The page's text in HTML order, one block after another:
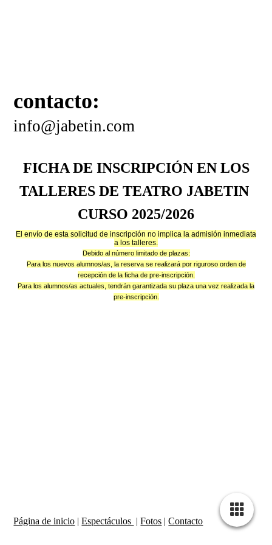
contacto:
info@jabetin.com
FICHA DE INSCRIPCIÓN EN LOS
TALLERES DE TEATRO JABETIN
CURSO 2025/2026
El envío de esta solicitud de inscripción no implica la admisión inmediata
a los talleres.
Debido al número limitado de plazas:
Para los nuevos alumnos/as, la reserva se realizará por riguroso orden de
recepción de la ficha de pre-inscripción.
Para los alumnos/as actuales, tendrán garantizada su plaza una vez realizada la
pre-inscripción.
Página de inicio |Espectáculos |Fotos |Contacto